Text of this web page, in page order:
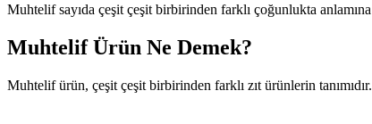
Muhtelif sayıda çeşit çeşit birbirinden farklı çoğunlukta
Muhtelif Ürün Ne Demek?
Muhtelif ürün, çeşit çeşit birbirinden farklı zıt ürünlerin